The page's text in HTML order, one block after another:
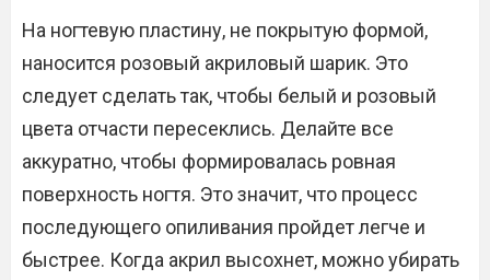
На ногтевую пластину, не покрытую формой,
наносится розовый акриловый шарик. Это
следует сделать так, чтобы белый и розовый
цвета отчасти пересеклись. Делайте все
аккуратно, чтобы формировалась ровная
поверхность ногтя. Это значит, что процесс
последующего опиливания пройдет легче и
быстрее. Когда акрил высохнет, можно убирать